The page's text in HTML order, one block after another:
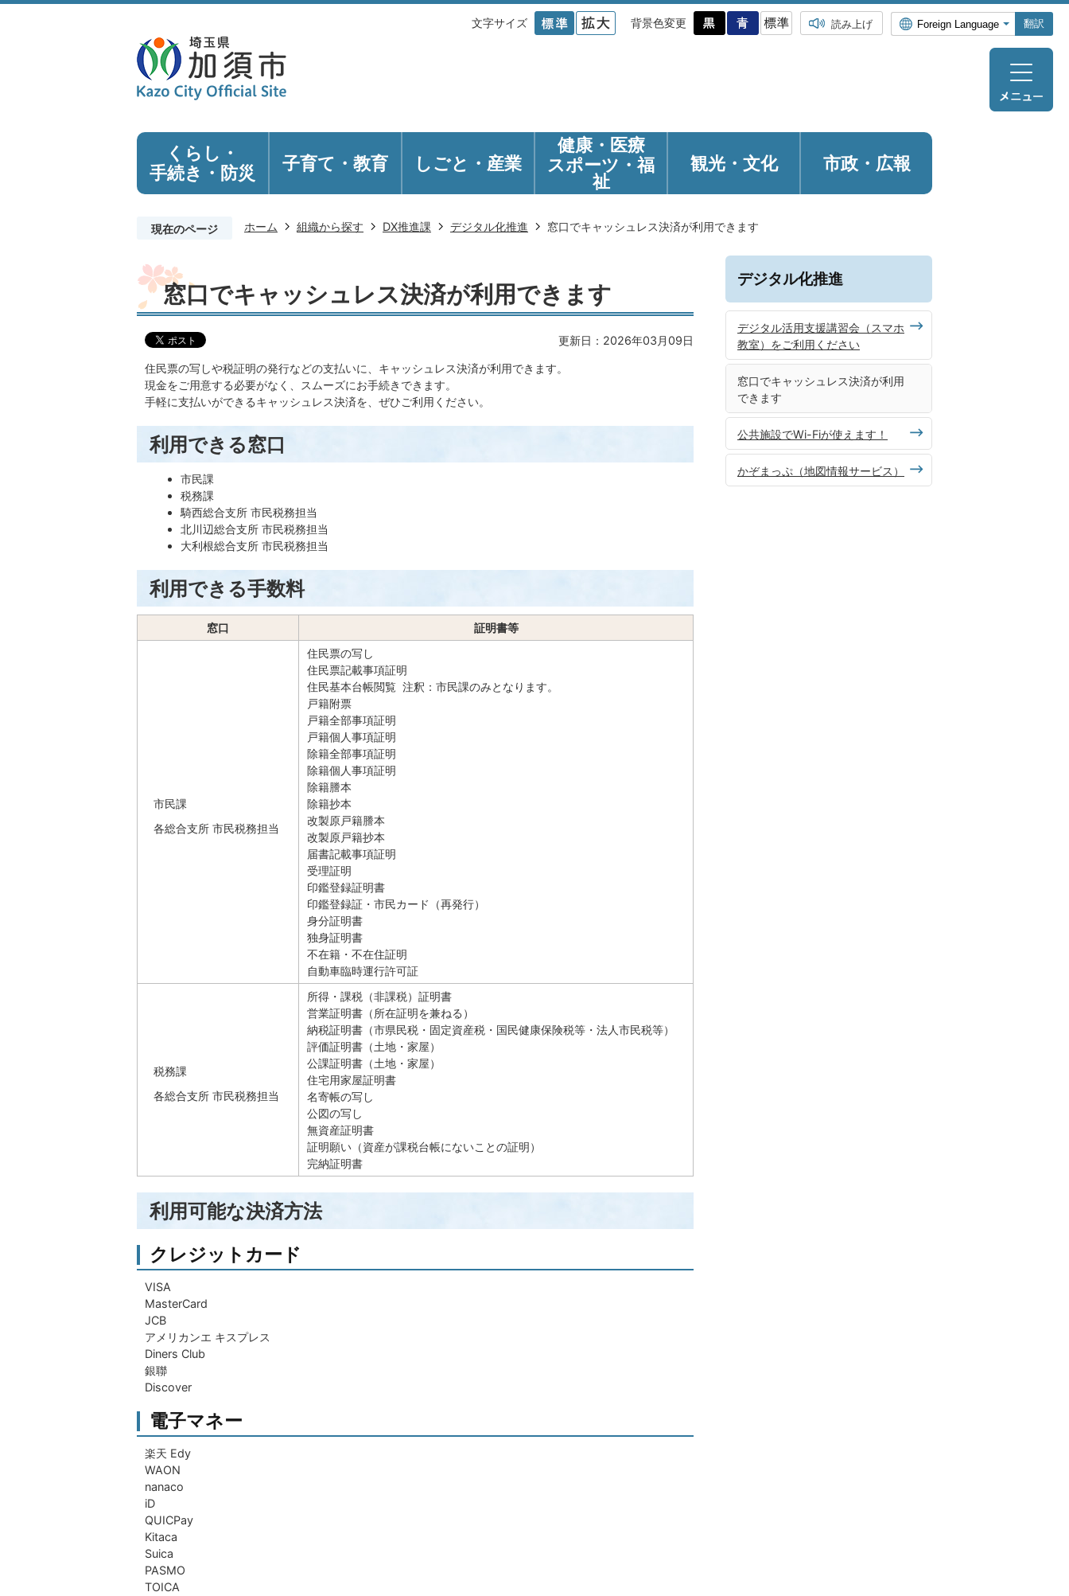
文字サイズ 背景色変更 読み上げ 翻訳
くらし・
手続き ・防災 子育て・教育 しごと・産業
健康・医療
スポーツ・福
祉
観光・ 文化 市政・広報
現在のページ ホーム 組織から探す DX推進課 デジタル化推進 窓口でキャッシュレス決済が利用できます
窓口でキャッシュレス決済が利用できます
更新日：2026年03月09日
住民票の写しや税証明の発行などの支払いに、キャッシュレス決済が利用できます。
現金をご用意する必要がなく、スムーズにお手続きできます。
手軽に支払いができるキャッシュレス決済を、ぜひご利用ください。
利用できる窓口
市民課
税務課
騎西総合支所 市民税務担当
北川辺総合支所 市民税務担当
大利根総合支所 市民税務担当
利用できる手数料
窓口 証明書等
市民課
各総合支所 市民税務担当
住民票の写し
住民票記載事項証明
住民基本台帳閲覧 注釈：市民課のみとなります。
戸籍附票
戸籍全部事項証明
戸籍個人事項証明
除籍全部事項証明
除籍個人事項証明
除籍謄本
除籍抄本
改製原戸籍謄本
改製原戸籍抄本
届書記載事項証明
受理証明
印鑑登録証明書
印鑑登録証・市民カード（再発行）
身分証明書
独身証明書
不在籍・不在住証明
自動車臨時運行許可証
税務課
各総合支所 市民税務担当
所得・課税（非課税）証明書
営業証明書（所在証明を兼ねる）
納税証明書（市県民税・固定資産税・国民健康保険税等・法人市民税等）
評価証明書（土地・家屋）
公課証明書（土地・家屋）
住宅用家屋証明書
名寄帳の写し
公図の写し
無資産証明書
証明願い（資産が課税台帳にないことの証明）
完納証明書
利用可能な決済方法
クレジットカード
VISA
MasterCard
JCB
アメリカンエ キスプレス
Diners Club
銀聯
Discover
電子マネー
楽天 Edy
WAON
nanaco
iD
QUICPay
Kitaca
Suica
PASMO
TOICA
デジタル化推進
デジタル活用支援講習会（スマホ
教室）をご利用ください
窓口でキャッシュレス決済が利用
できます
公共施設でWi-Fiが使えます！
かぞまっぷ（地図情報サービス）